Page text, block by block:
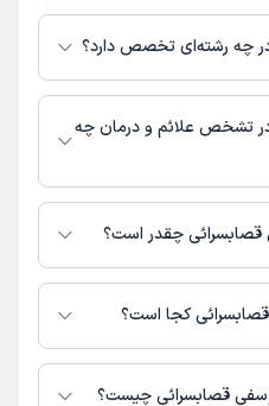
دارای پروفایل فعال و نوبت‌دهی باز
این پلتفرم برای دریافت نوبت اقدام
در مطب، تصاویر پزشک، ساعات
و نوبت‌گیری ممکن است در پروفایل
چه رشته‌ای تخصص دارد؟
زیر (دندان پزشکی) تخصص دارند:
تشخص علائم و درمان چه
و درمان بیماری‌های مرتبط با
قصابسرائی چقدر است؟
قصابسرائی، لازم است با مطب
کجا است؟
یوسفی قصابسرائی در حال حاضر در
لطفاً با مطب تماس بگیرید.
قصابسرائی چیست؟